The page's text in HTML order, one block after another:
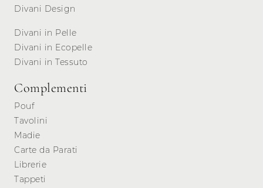
Divani Design
Divani in Pelle
Divani in Ecopelle
Divani in Tessuto
Complementi
Pouf
Tavolini
Madie
Carte da Parati
Librerie
Tappeti